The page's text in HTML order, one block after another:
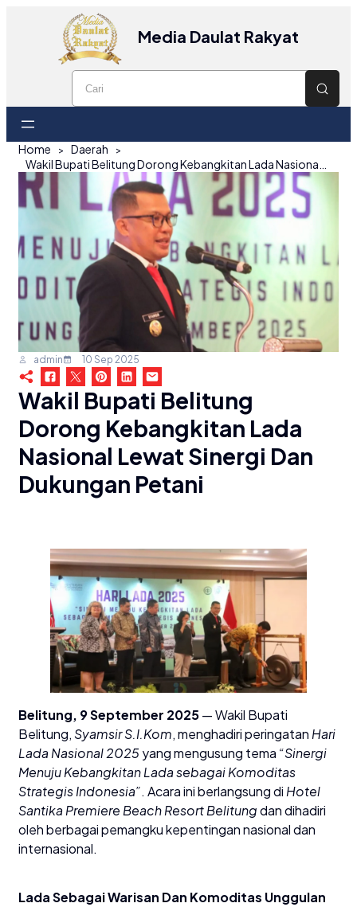
Media Daulat Rakyat
Home
Daerah
admin 10 Sep 2025
Wakil Bupati Belitung
Dorong Kebangkitan Lada
Nasional Lewat Sinergi Dan
Dukungan Petani
Belitung, 9 September 2025— Wakil Bupati
Belitung, Syamsir S.I.Kom, menghadiri peringatan Hari
Lada Nasional 2025 yang mengusung tema “Sinergi
Menuju Kebangkitan Lada sebagai Komoditas
Strategis Indonesia”. Acara ini berlangsung di Hotel
Santika Premiere Beach Resort Belitungdan dihadiri
oleh berbagai pemangku kepentingan nasional dan
internasional.
Lada Sebagai Warisan Dan Komoditas Unggulan